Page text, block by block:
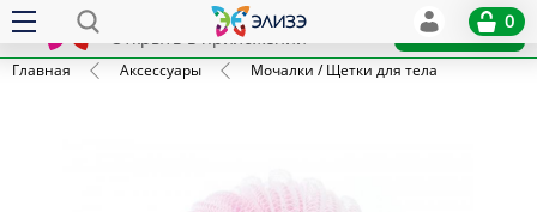
x
Открыть в приложении
Установить
0
Главная Аксессуары Мочалки / Щетки для тела